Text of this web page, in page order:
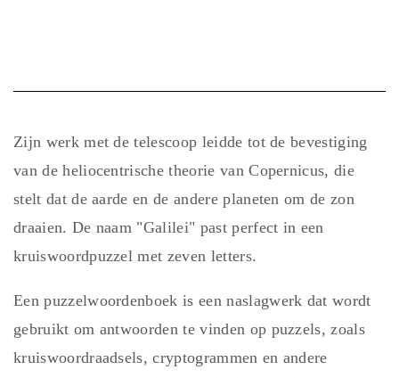
Zijn werk met de telescoop leidde tot de bevestiging
van de heliocentrische theorie van Copernicus, die
stelt dat de aarde en de andere planeten om de zon
draaien. De naam "Galilei" past perfect in een
kruiswoordpuzzel met zeven letters.
Een puzzelwoordenboek is een naslagwerk dat wordt
gebruikt om antwoorden te vinden op puzzels, zoals
kruiswoordraadsels, cryptogrammen en andere